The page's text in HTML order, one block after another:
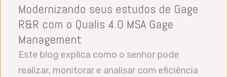
Modernizando seus estudos de Gage
R&R com o Qualis 4.0 MSA Gage
Management
Este blog explica como o senhor pode
realizar, monitorar e analisar com eficiência